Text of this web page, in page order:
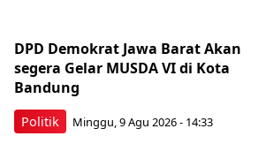
Politik
DPD Demokrat Jawa Barat Akan
segera Gelar MUSDA VI di Kota
Bandung
Minggu, 9 Agu 2026 - 14:33